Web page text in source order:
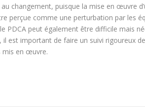
changement, puisque la mise en œuvre
perçue comme une perturbation par les
PDCA peut également être difficile mais
il est important de faire un suivi rigoureux
mis en œuvre.